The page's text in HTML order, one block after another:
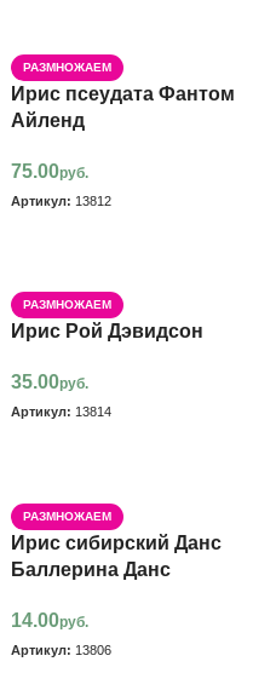
РАЗМНОЖАЕМ
Ирис псеудата Фантом
Айленд
75.00руб.
Артикул: 13812
РАЗМНОЖАЕМ
Ирис Рой Дэвидсон
35.00руб.
Артикул: 13814
РАЗМНОЖАЕМ
Ирис сибирский Данс
Баллерина Данс
14.00руб.
Артикул: 13806